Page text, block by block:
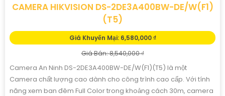
CAMERA HIKVISION DS-2DE3A400BW-DE/W(F1)
(T5)
Giá Khuyến Mại: 6,580,000 ₫
Giá Bán: 8,540,000 ₫
Camera An Ninh DS-2DE3A400BW-DE/W(F1)(T5) là một
Camera chất lượng cao dành cho công trình cao cấp. Với tính
năng xem ban đêm Full Color trong khoảng cách 30m, camera